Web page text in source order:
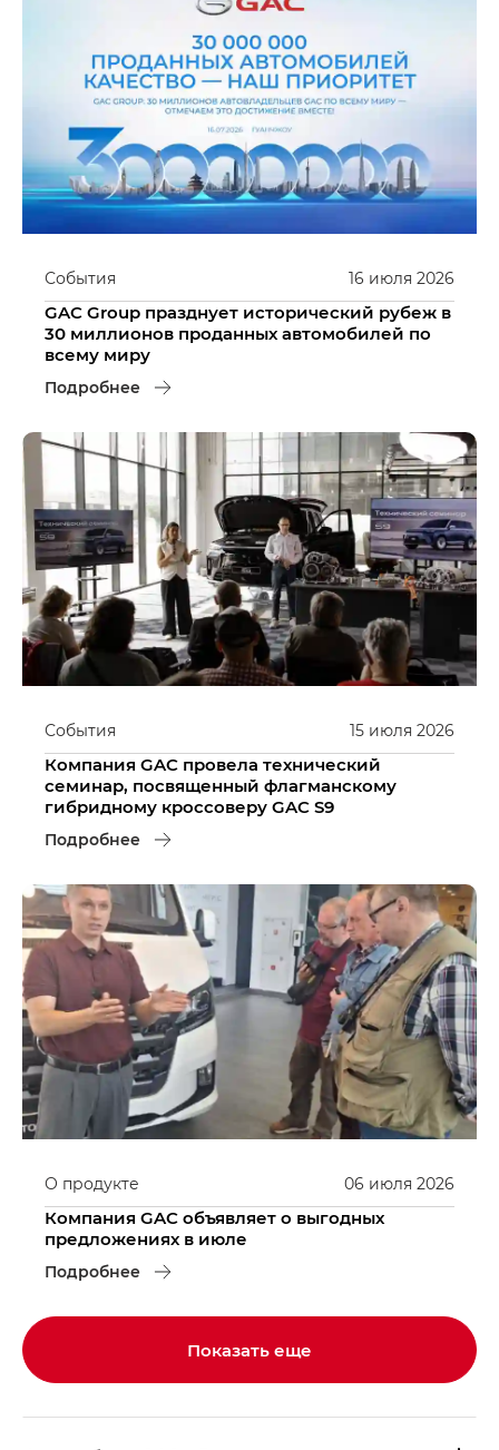
16 июля 2026
События
GAC Group празднует исторический рубеж в
30 миллионов проданных автомобилей по
всему миру
Подробнее
15 июля 2026
События
Компания GAC провела технический
семинар, посвященный флагманскому
гибридному кроссоверу GAC S9
Подробнее
06 июля 2026
О продукте
Компания GAC объявляет о выгодных
предложениях в июле
Подробнее
Показать еще